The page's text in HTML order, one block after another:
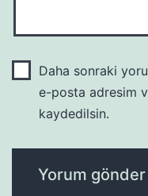
Daha sonraki
e-posta adresim
kaydedilsin.